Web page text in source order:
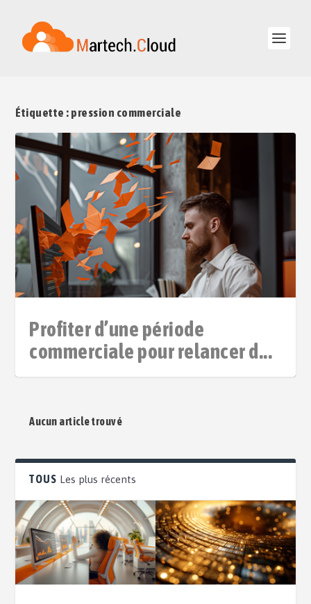
Étiquette : pression commerciale
Profiter d’une période
commerciale pour relancer d...
Aucun article trouvé
TOUS Les plus récents